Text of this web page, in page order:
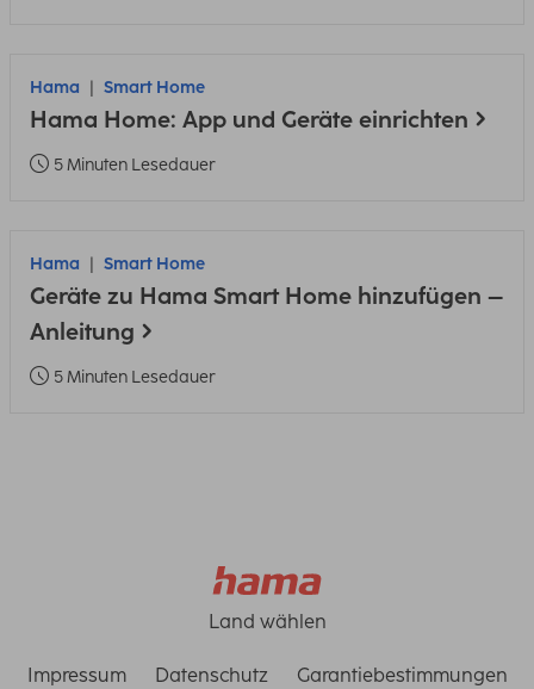
Hama Smart Home
Hama Home: App und Geräte einrichten
5 Minuten Lesedauer
Hama Smart Home
Geräte zu Hama Smart Home hinzufügen –
Anleitung
5 Minuten Lesedauer
Land wählen
Impressum Datenschutz
Garantiebestimmungen